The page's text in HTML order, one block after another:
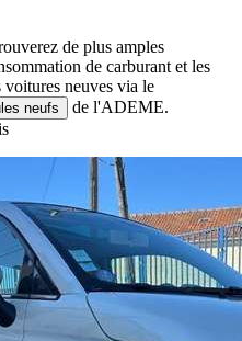
de plus amples
de carburant et les
voitures neuves via le
neufs
de l'ADEME.